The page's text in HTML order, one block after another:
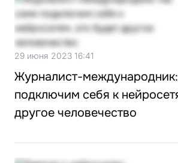
29 июня 2023 16:41
Журналист-
подключим себя к
другое человечество